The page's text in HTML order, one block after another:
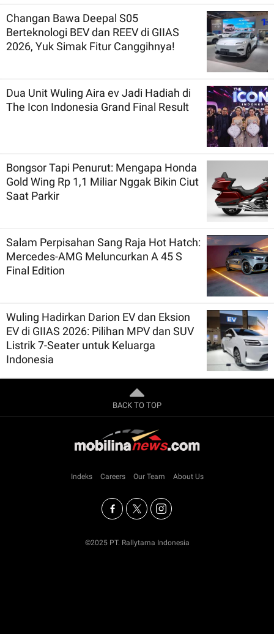
Changan Bawa Deepal S05
Berteknologi BEV dan REEV di GIIAS
2026, Yuk Simak Fitur Canggihnya!
Dua Unit Wuling Aira ev Jadi Hadiah di
The Icon Indonesia Grand Final Result
Bongsor Tapi Penurut: Mengapa Honda
Gold Wing Rp 1,1 Miliar Nggak Bikin Ciut
Saat Parkir
Salam Perpisahan Sang Raja Hot Hatch:
Mercedes-AMG Meluncurkan A 45 S
Final Edition
Wuling Hadirkan Darion EV dan Eksion
EV di GIIAS 2026: Pilihan MPV dan SUV
Listrik 7-Seater untuk Keluarga
Indonesia
BACK TO TOP
Indeks Careers Our Team About Us
©2025 PT. Rallytama Indonesia